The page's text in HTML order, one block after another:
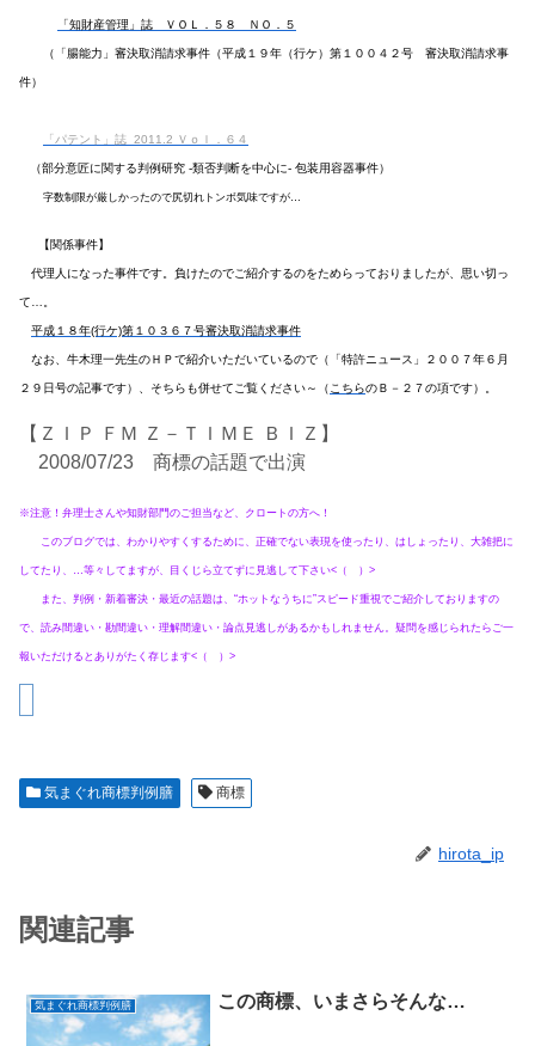
「知財産管理」誌 ＶＯＬ．５８ ＮＯ．５
（「腸能力」審決取消請求事件（平成１９年（行ケ）第１００４２号 審決取消請求事
件）
「パテント」誌 2011.2 Ｖｏｌ．６４
（部分意匠に関する判例研究 -類否判断を中心に- 包装用容器事件）
字数制限が厳しかったので尻切れトンボ気味ですが…
【関係事件】
代理人になった事件です。負けたのでご紹介するのをためらっておりましたが、思い切っ
て…。
平成１８年(行ケ)第１０３６７号審決取消請求事件
なお、牛木理一先生のＨＰで紹介いただいているので（「特許ニュース」２００７年６月
２９日号の記事です）、そちらも併せてご覧ください～（ こちらのＢ－２７の項です）。
【ＺＩＰ ＦＭ Ｚ－ＴＩＭＥ ＢＩＺ】
2008/07/23 商標の話題で出演
※注意！弁理士さんや知財部門のご担当など、クロートの方へ！
このブログでは、わかりやすくするために、正確でない表現を使ったり、はしょったり、大雑把に
してたり、…等々してますが、目くじら立てずに見逃して下さい<（ ）>
また、判例・新着審決・最近の話題は、“ホットなうちに”スピード重視でご紹介しておりますの
で、読み間違い・勘間違い・理解間違い・論点見逃しがあるかもしれません。疑問を感じられたらご一
報いただけるとありがたく存じます<（ ）>
気まぐれ商標判例膳 商標
hirota_ip
関連記事
気まぐれ商標判例膳 この商標、いまさらそんな…